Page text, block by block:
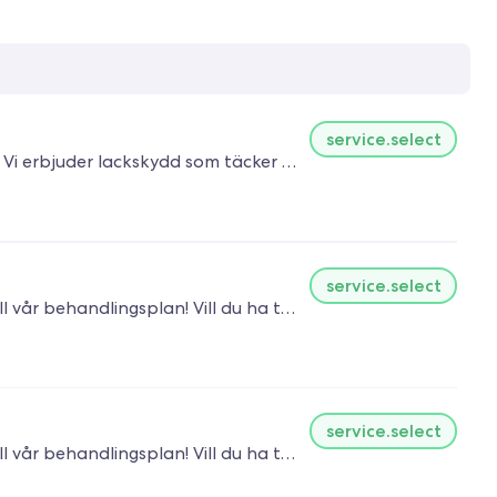
Tiden avser inlämning Vi har bilen 24 timmar! Vill du ha the best of the best? Då är ett keramiskt lackskydd för dig! Vi erbjuder lackskydd som täcker allas behov för att göra allt simpelt för dig som kund och hela processen! I detta paket ingår 1-stegs polering. Vi gör allt både in & utvändigt på din bil så du behöver inte bli osäker på vad som ingår eller ej!
service.select
Tiden avser inlämning Vi har bilen 24 timmar! Inga krav på återbesök för att garantin ska hålla, om du inte väljer till vår behandlingsplan! Vill du ha the best of the best? Då är ett keramiskt lackskydd för dig! Vi erbjuder 1 lackskydd som täcker allas behov för att göra allt simpelt för dig som kund och hela processen! I detta paket ingår 2-stegs polering. Vi gör allt både in & utvändigt på din bil så du behöver inte bli osäker på vad som ingår eller ej!
service.select
Tiden avser inlämning Vi har bilen 24 timmar! Inga krav på återbesök för att garantin ska hålla, om du inte väljer till vår behandlingsplan! Vill du ha the best of the best? Då är ett keramiskt lackskydd för dig! Vi erbjuder 1 lackskydd som täcker allas behov för att göra allt simpelt för dig som kund och hela processen! I detta paket ingår 2-stegs polering. Vi gör allt både in & utvändigt på din bil så du behöver inte bli osäker på vad som ingår eller ej!
service.select